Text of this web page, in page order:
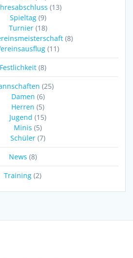
(13)
Spieltag(9)
Turnier(18)
(8)
(11)
Festlichkeit(8)
(25)
Damen (6)
Herren (5)
Jugend (15)
Minis (5)
Schüler (7)
News (8)
Training (2)